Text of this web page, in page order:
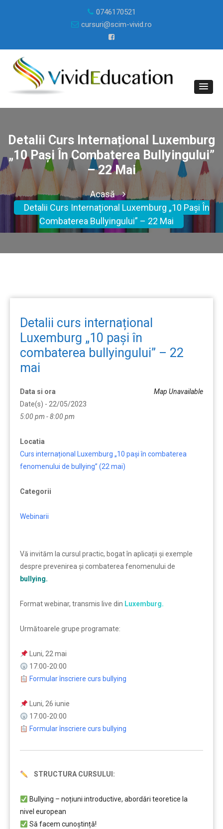
0746170521
cursuri@scim-vivid.ro
Detalii Curs Internațional Luxemburg
„10 Pași În Combaterea Bullyingului”
– 22 Mai
Acasă
Detalii Curs Internațional Luxemburg „10 Pași În
Combaterea Bullyingului” – 22 Mai
Detalii curs internațional
Luxemburg „10 pași în
combaterea bullyingului” – 22
mai
Map Unavailable
Data si ora
Date(s) - 22/05/2023
5:00 pm - 8:00 pm
Locatia
Curs internațional Luxemburg „10 pași în combaterea
fenomenului de bullying” (22 mai)
Categorii
Webinarii
Vă invităm la cursul practic, bogat în aplicații și exemple
despre prevenirea și combaterea fenomenului de
bullying.
Format webinar, transmis live din Luxemburg.
Următoarele grupe programate:
Luni, 22 mai
17:00-20:00
Formular înscriere curs bullying
Luni, 26 iunie
17:00-20:00
Formular înscriere curs bullying
STRUCTURA CURSULUI:
Bullying – noțiuni introductive, abordări teoretice la
nivel european
Să facem cunoștință!